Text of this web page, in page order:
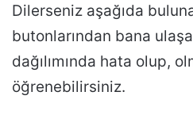
Dilerseniz aşağıda
butonlarından bana
dağılımında hata olup,
öğrenebilirsiniz.